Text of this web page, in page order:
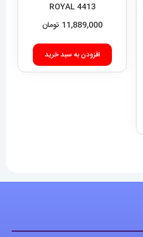
ROYAL 4413
11,889,000 تومان
افزودن به سبد خرید